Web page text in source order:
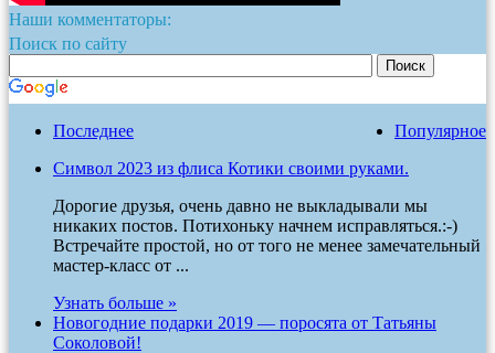
Наши комментаторы:
Поиск по сайту
Популярное
Последнее
Символ 2023 из флиса Котики своими руками.
Дорогие друзья, очень давно не выкладывали мы
никаких постов. Потихоньку начнем исправляться.:-)
Встречайте простой, но от того не менее замечательный
мастер-класс от ...
Узнать больше »
Новогодние подарки 2019 — поросята от Татьяны
Соколовой!